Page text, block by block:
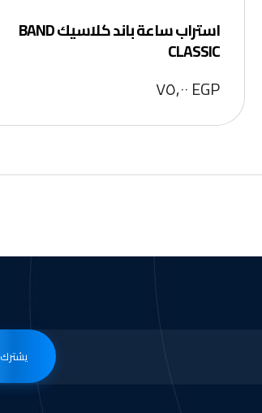
استراب ساعة باند كلاسيك BAND
CLASSIC
EGP
يشترك